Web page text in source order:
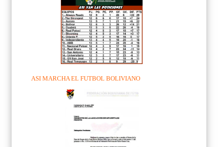
ASI MARCHA EL FUTBOL BOLIVIANO